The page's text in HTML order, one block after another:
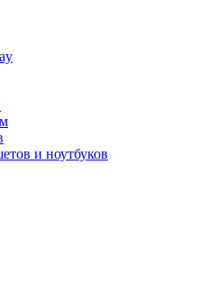
и ноутбуков